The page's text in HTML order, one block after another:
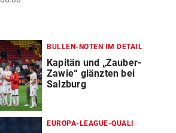
BULLEN-NOTEN IM DETAIL
Kapitän und „Zauber-
Zawie“ glänzten bei
Salzburg
EUROPA-LEAGUE-QUALI